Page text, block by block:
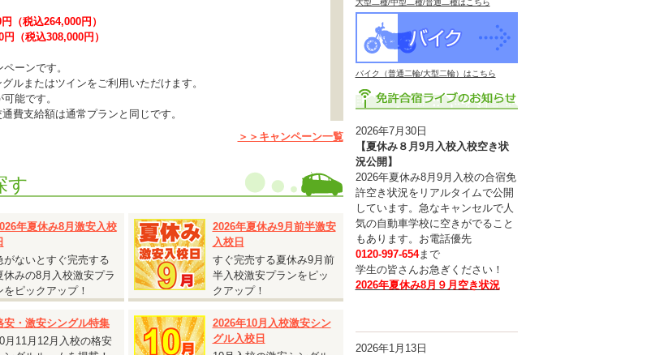
（税込264,000円）
円（税込308,000円）
ーンです。
ルまたはツインをご利用いただけます。
能です。
費支給額は通常プランと同じです。
ナバ自動車学校◆
ャンス！人気の鳥取県 校内寮限定キャンペーン』
日～10月31日のすべての入校日
円 ⇒税込225,500円
ングルユース
円 ⇒税込231,000円
＞＞キャンペーン一覧
す
年夏休み8月激安入校
がないとすぐ完売する
休みの8月入校激安プラ
をピックアップ！
2026年夏休み9月前半激安
入校日
すぐ完売する夏休み9月前
半入校激安プランをピッ
クアップ！
安・激安シングル特集
月11月12月入校の格安
2026年10月入校激安シン
グル入校日
大型二種/中型二種/普通二種はこちら
バイク（普通二輪/大型二輪）はこちら
2026年7月30日
【夏休み８月9月入校入校空き状
況公開】
2026年夏休み8月9月入校の合宿免
許空き状況をリアルタイムで公開
しています。急なキャンセルで人
気の自動車学校に空きがでること
もあります。お電話優先
0120-997-654まで
学生の皆さんお急ぎください！
2026年夏休み8月９月空き状況
2026年1月13日